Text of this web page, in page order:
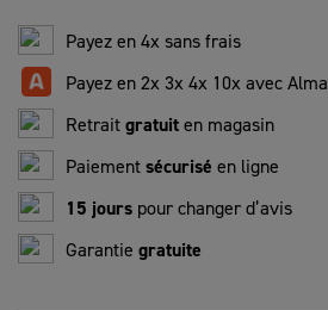
Payez en 4x sans frais
Payez en 2x 3x 4x 10x avec Alma
Retraitgratuiten magasin
Paiementsécurisé en ligne
15 jours pour changer d’avis
Garantie gratuite